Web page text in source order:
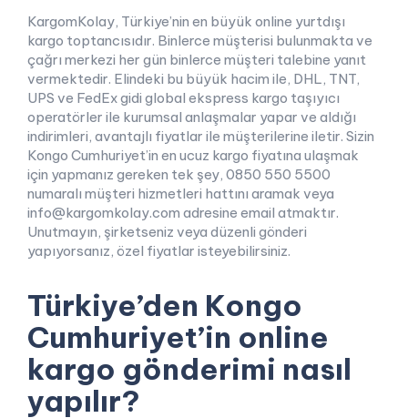
KargomKolay, Türkiye’nin en büyük online yurtdışı
kargo toptancısıdır. Binlerce müşterisi bulunmakta ve
çağrı merkezi her gün binlerce müşteri talebine yanıt
vermektedir. Elindeki bu büyük hacim ile, DHL, TNT,
UPS ve FedEx gidi global ekspress kargo taşıyıcı
operatörler ile kurumsal anlaşmalar yapar ve aldığı
indirimleri, avantajlı fiyatlar ile müşterilerine iletir. Sizin
Kongo Cumhuriyet’in en ucuz kargo fiyatına ulaşmak
için yapmanız gereken tek şey, 0850 550 5500
numaralı müşteri hizmetleri hattını aramak veya
info@kargomkolay.com adresine email atmaktır.
Unutmayın, şirketseniz veya düzenli gönderi
yapıyorsanız, özel fiyatlar isteyebilirsiniz.
Türkiye’den Kongo
Cumhuriyet’in online
kargo gönderimi nasıl
yapılır?